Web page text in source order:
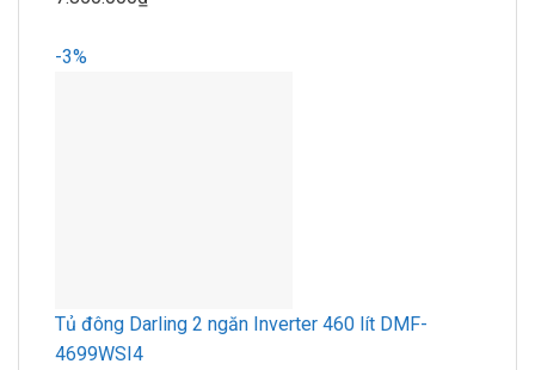
-3%
Tủ đông Darling 2 ngăn Inverter 460 lít DMF-
4699WSI4